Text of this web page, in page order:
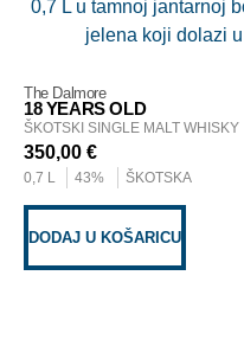
The Dalmore
18 YEARS OLD
ŠKOTSKI SINGLE MALT WHISKY
350,00 €
0,7 L 43% ŠKOTSKA
DODAJ U KOŠARICU